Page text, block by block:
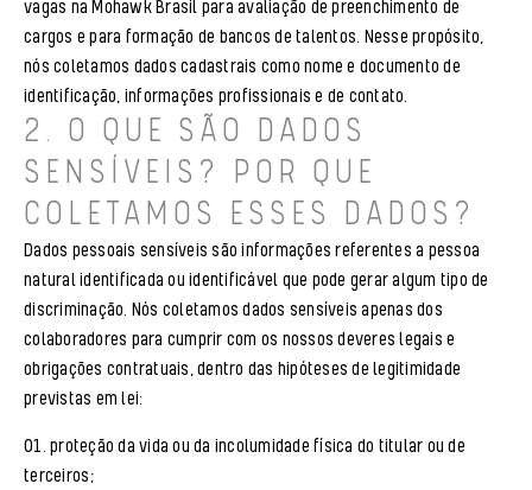
vagas na Mohawk Brasil para avaliação de preenchimento de
cargos e para formação de bancos de talentos. Nesse propósito,
nós coletamos dados cadastrais como nome e documento de
identificação, informações profissionais e de contato.
2. O QUE SÃO DADOS
SENSÍVEIS? POR QUE
COLETAMOS ESSES DADOS?
Dados pessoais sensíveis são informações referentes a pessoa
natural identificada ou identificável que pode gerar algum tipo de
discriminação. Nós coletamos dados sensíveis apenas dos
colaboradores para cumprir com os nossos deveres legais e
obrigações contratuais, dentro das hipóteses de legitimidade
previstas em lei:
proteção da vida ou da incolumidade física do titular ou de
terceiros;